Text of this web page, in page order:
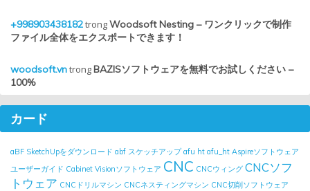
+998903438182trongWoodsoft Nesting – ワンクリックで制作
ファイル全体をエクスポートできます！
woodsoft.vntrongBAZISソフトウェアを無料でお試しください –
100%
カード
aBF SketchUpをダウンロード abf スケッチアップ afu ht afu_ht Aspireソフトウェア
ユーザーガイド Cabinet Visionソフトウェア CNC CNCウィング CNCソフ
トウェア CNCドリルマシン CNCネスティングマシン CNC切削ソフトウェア